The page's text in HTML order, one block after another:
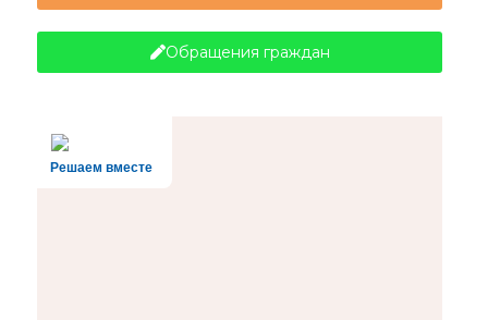
Обращения граждан
Решаем вместе